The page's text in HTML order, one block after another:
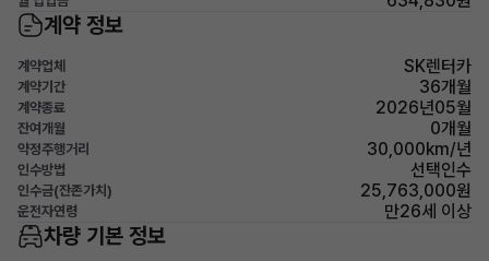
계약 정보
계약업체 SK렌터카
계약기간 36개월
계약종료 2026년05월
잔여개월 0개월
약정주행거리 30,000km/년
인수방법 선택인수
인수금(잔존가치) 25,763,000원
운전자연령 만26세 이상
차량 기본 정보